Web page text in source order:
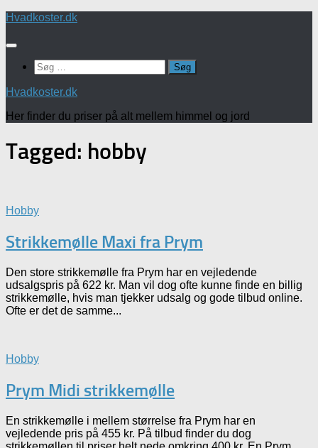
Skip
content
Hvadkoster.dk
Søg
efter:
Hvadkoster.dk
Her finder du priser på alt mellem himmel og jord
Tagged: hobby
Hobby
Strikkemølle Maxi fra Prym
Den store strikkemølle fra Prym har en vejledende
udsalgspris på 622 kr. Man vil dog ofte kunne finde en billig
strikkemølle, hvis man tjekker udsalg og gode tilbud online.
Ofte er det de samme...
Hobby
Prym Midi strikkemølle
En strikkemølle i mellem størrelse fra Prym har en
vejledende pris på 455 kr. På tilbud finder du dog